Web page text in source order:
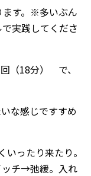
ます。※多いぶん
実践してくださ
（18分） で、
な感じですすめ
ったり来たり。
チ→弛緩。入れ